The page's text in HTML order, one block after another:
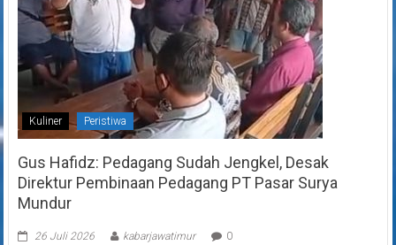
Kuliner Peristiwa
Gus Hafidz: Pedagang Sudah Jengkel, Desak
Direktur Pembinaan Pedagang PT Pasar Surya
Mundur
26 Juli 2026 kabarjawatimur 0